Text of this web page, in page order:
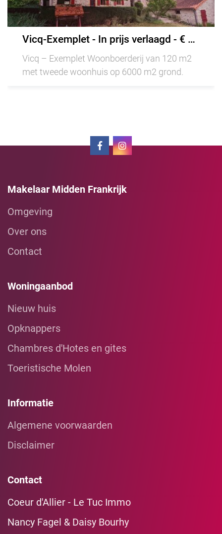
Vicq-Exemplet - In prijs verlaagd - € 283.920
Vicq – Exemplet Woonboerderij van 120 m2
met tweede woonhuis op 6000 m2 grond.
Makelaar Midden Frankrijk
Omgeving
Over ons
Contact
Woningaanbod
Nieuw huis
Opknappers
Chambres d'Hotes en gites
Toeristische Molen
Informatie
Algemene voorwaarden
Disclaimer
Contact
Coeur d'Allier - Le Tuc Immo
Nancy Fagel & Daisy Bourhy